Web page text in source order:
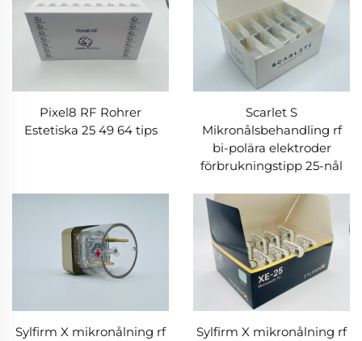
Pixel8 RF Rohrer
Estetiska 25 49 64 tips
Scarlet S
Mikronålsbehandling rf
bi-polära elektroder
förbrukningstipp 25-nål
Sylfirm X mikronålning rf
Sylfirm X mikronålning rf